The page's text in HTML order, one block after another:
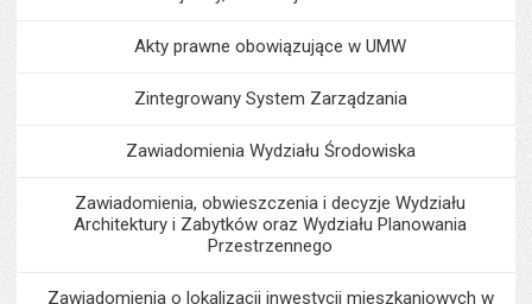
Akty prawne obowiązujące w UMW
Zintegrowany System Zarządzania
Zawiadomienia Wydziału Środowiska
Zawiadomienia, obwieszczenia i decyzje Wydziału
Architektury i Zabytków oraz Wydziału Planowania
Przestrzennego
Zawiadomienia o lokalizacji inwestycji mieszkaniowych w